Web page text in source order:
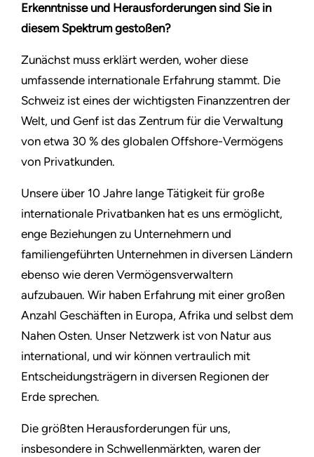
Erkenntnisse und Herausforderungen sind Sie in
diesem Spektrum gestoßen?
Zunächst muss erklärt werden, woher diese
umfassende internationale Erfahrung stammt. Die
Schweiz ist eines der wichtigsten Finanzzentren der
Welt, und Genf ist das Zentrum für die Verwaltung
von etwa 30 % des globalen Offshore-Vermögens
von Privatkunden.
Unsere über 10 Jahre lange Tätigkeit für große
internationale Privatbanken hat es uns ermöglicht,
enge Beziehungen zu Unternehmern und
familiengeführten Unternehmen in diversen Ländern
ebenso wie deren Vermögensverwaltern
aufzubauen. Wir haben Erfahrung mit einer großen
Anzahl Geschäften in Europa, Afrika und selbst dem
Nahen Osten. Unser Netzwerk ist von Natur aus
international, und wir können vertraulich mit
Entscheidungsträgern in diversen Regionen der
Erde sprechen.
Die größten Herausforderungen für uns,
insbesondere in Schwellenmärkten, waren der